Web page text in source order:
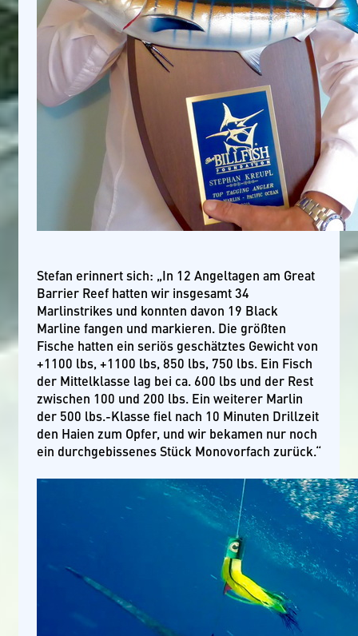
Stefan erinnert sich: „In 12 Angeltagen am Great
Barrier Reef hatten wir insgesamt 34
Marlinstrikes und konnten davon 19 Black
Marline fangen und markieren. Die größten
Fische hatten ein seriös geschätztes Gewicht von
+1100 lbs, +1100 lbs, 850 lbs, 750 lbs. Ein Fisch
der Mittelklasse lag bei ca. 600 lbs und der Rest
zwischen 100 und 200 lbs. Ein weiterer Marlin
der 500 lbs.-Klasse fiel nach 10 Minuten Drillzeit
den Haien zum Opfer, und wir bekamen nur noch
ein durchgebissenes Stück Monovorfach zurück.“